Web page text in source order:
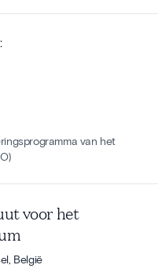
van het
voor het
België